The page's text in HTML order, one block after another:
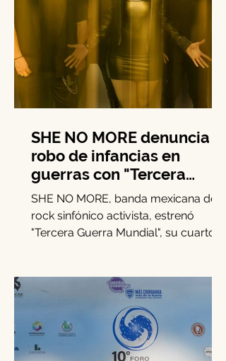
transforma el clásico de John Lennon
y Yoko Ono en un llamado directo a
la empatía.
SHE NO MORE denuncia el
robo de infancias en
guerras con "Tercera
Guerra Mundial"
SHE NO MORE, banda mexicana de
sencillo de 2025.